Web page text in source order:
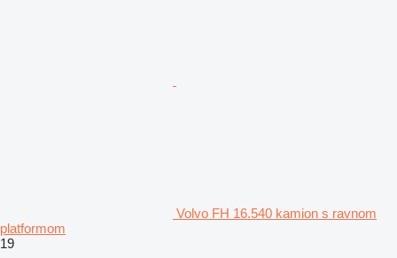
Volvo FH 16.540 kamion s ravnom
platformom
19